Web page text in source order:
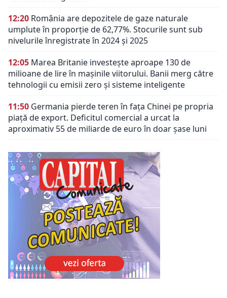
12:20 România are depozitele de gaze naturale
umplute în proporție de 62,77%. Stocurile sunt sub
nivelurile înregistrate în 2024 și 2025
12:05 Marea Britanie investește aproape 130 de
milioane de lire în mașinile viitorului. Banii merg către
tehnologii cu emisii zero și sisteme inteligente
11:50 Germania pierde teren în fața Chinei pe propria
piață de export. Deficitul comercial a urcat la
aproximativ 55 de miliarde de euro în doar șase luni